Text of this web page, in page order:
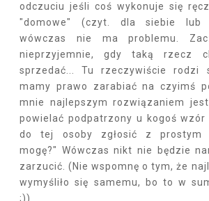
odczuciu jeśli coś wykonuje się
"domowe" (czyt. dla siebie lub
wówczas nie ma problemu.
nieprzyjemnie, gdy taką rzecz
sprzedać... Tu rzeczywiście rodzi
mamy prawo zarabiać na czyimś
mnie najlepszym rozwiązaniem
powielać podpatrzony u kogoś
do tej osoby zgłosić z prostym
mogę?" Wówczas nikt nie będzie
zarzucić. (Nie wspomnę o tym, że
wymyśliło się samemu, bo to w
;))